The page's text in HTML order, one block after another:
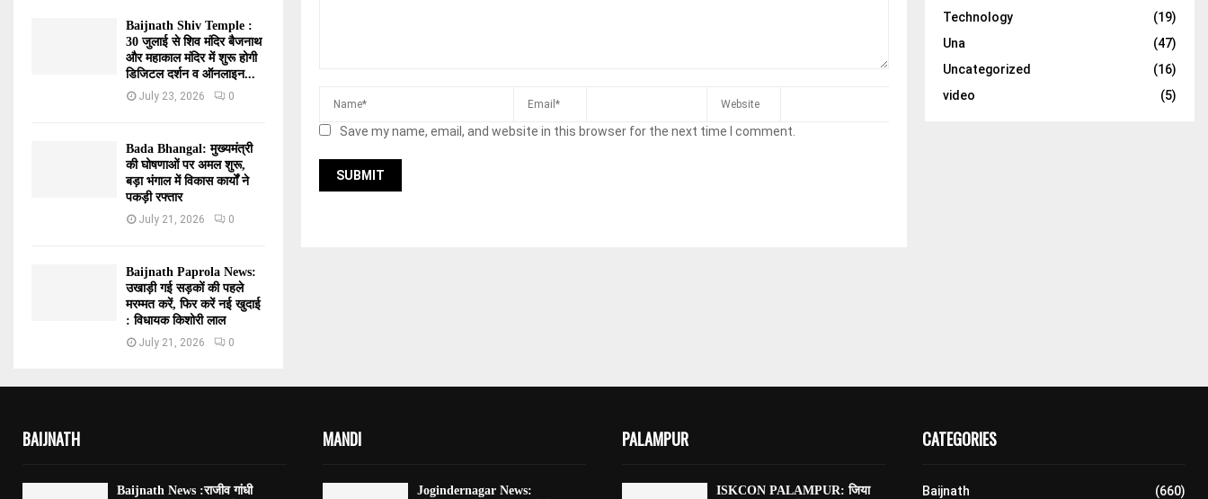
Save my name, email, and website in this browser for the next time I comment.
Baijnath Shiv Temple :
30 जुलाई से शिव मंदिर बैजनाथ
और महाकाल मंदिर में शुरू होगी
डिजिटल दर्शन व ऑनलाइन...
July 23, 2026 0
Bada Bhangal: मुख्यमंत्री
की घोषणाओं पर अमल शुरू,
बड़ा भंगाल में विकास कार्यों ने
पकड़ी रफ्तार
July 21, 2026 0
Baijnath Paprola News:
उखाड़ी गई सड़कों की पहले
मरम्मत करें, फिर करें नई खुदाई
: विधायक किशोरी लाल
July 21, 2026 0
Technology
(19)
Una
(47)
Uncategorized
(16)
video
(5)
BAIJNATH
Baijnath News :राजीव गांधी
MANDI
Jogindernagar News:
PALAMPUR
ISKCON PALAMPUR: जिया
CATEGORIES
Baijnath
(660)